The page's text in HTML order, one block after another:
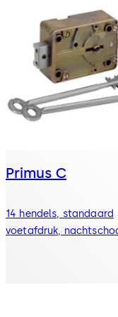
Primus C
14 hendels, standaard
voetafdruk,